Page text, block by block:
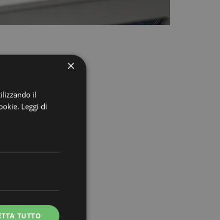
×
il
Leggi di
TUTTO